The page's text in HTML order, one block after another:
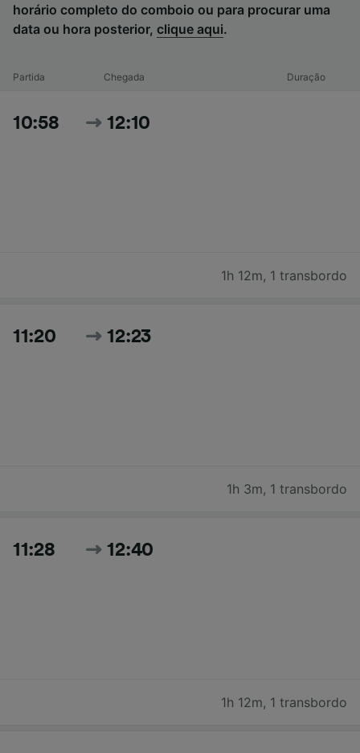
horário completo do comboio ou para procurar uma
data ou hora posterior, clique aqui.
Partida Chegada Duração
10:58 12:10
1h 12m, 1 transbordo
11:20 12:23
1h 3m, 1 transbordo
11:28 12:40
1h 12m, 1 transbordo